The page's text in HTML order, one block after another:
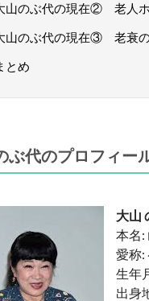
山のぶ代の現在② 老人ホ
山のぶ代の現在③ 老衰
とめ
ぶ代のプロフィー
大山
本名:
愛称:
生年
出身